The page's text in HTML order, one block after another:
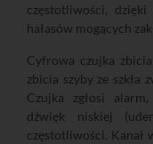
częstotliwości,
hałasów mogących
Cyfrowa czujka
zbicia szyby ze szkła
Czujka zgłosi
dźwięk niskiej
częstotliwości. Kanał